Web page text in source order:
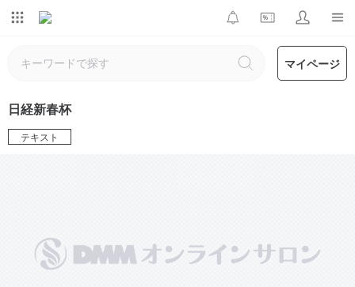
マイページ
日経新春杯
テキスト